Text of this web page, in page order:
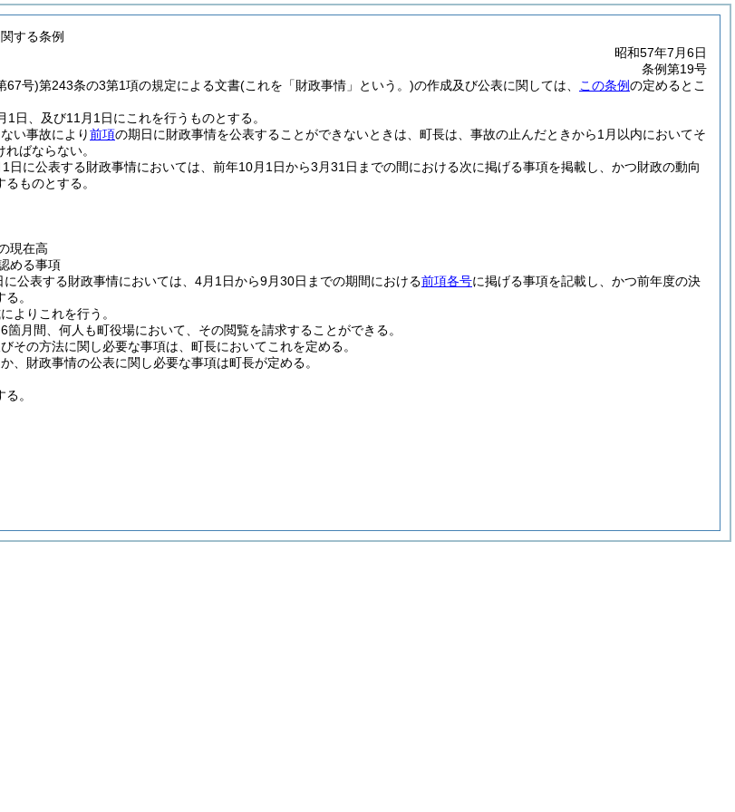
する条例
昭和57年7月6日
条例第19号
67号)第243条の3第1項の規定による文書(これを「財政事情」という。)の作成及び公表に関しては、 この条例の定めるとこ
1日、及び11月1日にこれを行うものとする。
い事故により前項の期日に財政事情を公表することができないときは、町長は、事故の止んだときから1月以内においてそ
ばならない。
日に公表する財政事情においては、前年10月1日から3月31日までの間における次に掲げる事項を掲載し、かつ財政の動向
ものとする。
現在高
める事項
公表する財政事情においては、4月1日から9月30日までの期間における前項各号に掲げる事項を記載し、かつ前年度の決
。
よりこれを行う。
月間、何人も町役場において、その閲覧を請求することができる。
その方法に関し必要な事項は、町長においてこれを定める。
、財政事情の公表に関し必要な事項は町長が定める。
。